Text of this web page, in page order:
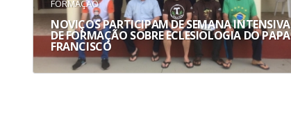
FORMAÇÃO
NOVIÇOS PARTICIPAM DE SEMANA INTENSIVA
DE FORMAÇÃO SOBRE ECLESIOLOGIA DO PAPA
FRANCISCO